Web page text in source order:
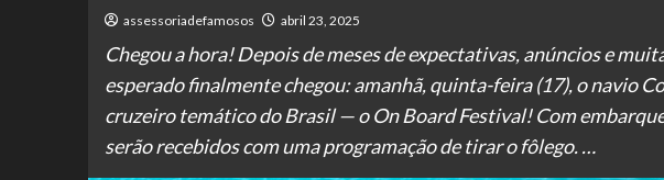
assessoriadefamosos abril 23, 2025
Chegou a hora! Depois de meses de expectativas, anúncios e
esperado finalmente chegou: amanhã, quinta-feira (17), o navio
cruzeiro temático do Brasil — o On Board Festival! Com
serão recebidos com uma programação de tirar o fôlego. …